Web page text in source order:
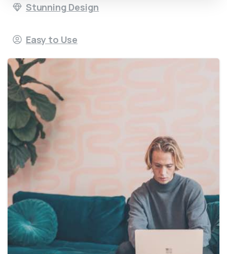
Stunning Design
Easy to Use